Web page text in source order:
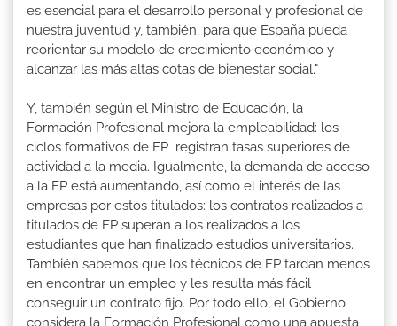
es esencial para el desarrollo personal y profesional de
nuestra juventud y, también, para que España pueda
reorientar su modelo de crecimiento económico y
alcanzar las más altas cotas de bienestar social."
Y, también según el Ministro de Educación, la
Formación Profesional mejora la empleabilidad: los
ciclos formativos de FP registran tasas superiores de
actividad a la media. Igualmente, la demanda de acceso
a la FP está aumentando, así como el interés de las
empresas por estos titulados: los contratos realizados a
titulados de FP superan a los realizados a los
estudiantes que han finalizado estudios universitarios.
También sabemos que los técnicos de FP tardan menos
en encontrar un empleo y les resulta más fácil
conseguir un contrato fijo. Por todo ello, el Gobierno
considera la Formación Profesional como una apuesta